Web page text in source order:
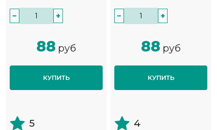
− +
88 руб
КУПИТЬ
5
− +
88 руб
КУПИТЬ
4